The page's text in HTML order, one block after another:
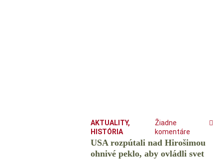
AKTUALITY,
HISTÓRIA
Žiadne
komentáre
USA rozpútali nad Hirošimou
ohnivé peklo, aby ovládli svet